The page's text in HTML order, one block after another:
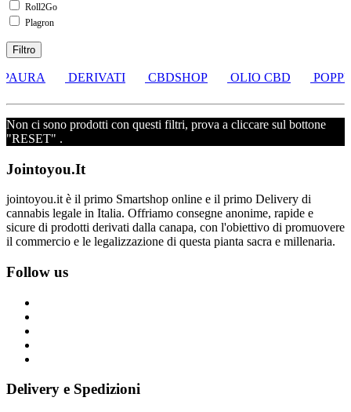
Roll2Go
Plagron
Filtro
DERIVATI CBDSHOP OLIO CBD
Non ci sono prodotti con questi filtri, prova a cliccare sul bottone
"RESET" .
Jointoyou.It
jointoyou.it è il primo Smartshop online e il primo Delivery di
cannabis legale in Italia. Offriamo consegne anonime, rapide e
sicure di prodotti derivati dalla canapa, con l'obiettivo di promuovere
il commercio e le legalizzazione di questa pianta sacra e millenaria.
Follow us
Delivery e Spedizioni